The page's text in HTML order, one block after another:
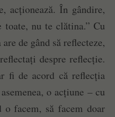
acționează. În gândire,
toate, nu te clătina.” Cu
de gând să reflecteze,
despre reflecție.
fi de acord că reflecția
o acțiune – cu
facem, să facem doar